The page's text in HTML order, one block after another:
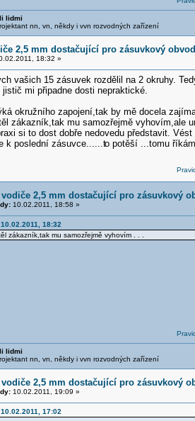
lidmi
nn, vn, někdy i vvn rozvodných zařízení
2,5 mm dostačující pro zásuvkový
18:32 »
vašich 15 zásuvek rozdělil na 2 okruhy.
jistič mi připadne dosti nepraktické.
okružního zapojení,tak by mě docela
zákazník,tak mu samozřejmě vyhovím,ale
si to dost dobře nedovedu představit.
k poslední zásuvce......to potěší ...tomu
vodiče 2,5 mm dostačující pro zásuvkový
10.02.2011, 18:58 »
18:32
zákazník,tak mu samozřejmě vyhovím . . .
lidmi
nn, vn, někdy i vvn rozvodných zařízení
vodiče 2,5 mm dostačující pro zásuvkový
10.02.2011, 19:09 »
17:02